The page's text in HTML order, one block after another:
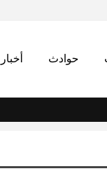
حوادث أخبار